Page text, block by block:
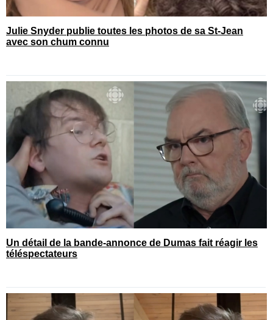
Julie Snyder publie toutes les photos de sa St-Jean
avec son chum connu
Un détail de la bande-annonce de Dumas fait réagir les
téléspectateurs